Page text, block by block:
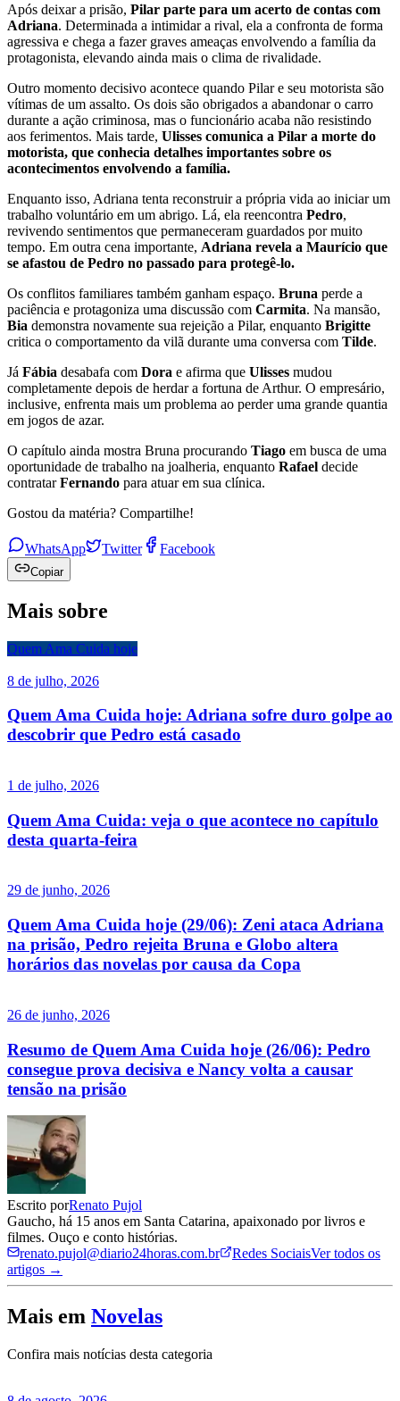
Após deixar a prisão, Pilar parte para um acerto de contas com
Adriana. Determinada a intimidar a rival, ela a confronta de forma
agressiva e chega a fazer graves ameaças envolvendo a família da
protagonista, elevando ainda mais o clima de rivalidade.
Outro momento decisivo acontece quando Pilar e seu motorista são
vítimas de um assalto. Os dois são obrigados a abandonar o carro
durante a ação criminosa, mas o funcionário acaba não resistindo
aos ferimentos. Mais tarde, Ulisses comunica a Pilar a morte do
motorista, que conhecia detalhes importantes sobre os
acontecimentos envolvendo a família.
Enquanto isso, Adriana tenta reconstruir a própria vida ao iniciar um
trabalho voluntário em um abrigo. Lá, ela reencontra Pedro,
revivendo sentimentos que permaneceram guardados por muito
tempo. Em outra cena importante, Adriana revela a Maurício que
se afastou de Pedro no passado para protegê-lo.
Os conflitos familiares também ganham espaço. Bruna perde a
paciência e protagoniza uma discussão com Carmita. Na mansão,
Bia demonstra novamente sua rejeição a Pilar, enquanto Brigitte
critica o comportamento da vilã durante uma conversa com Tilde.
Já Fábia desabafa com Dora e afirma que Ulisses mudou
completamente depois de herdar a fortuna de Arthur. O empresário,
inclusive, enfrenta mais um problema ao perder uma grande quantia
em jogos de azar.
O capítulo ainda mostra Bruna procurando Tiago em busca de uma
oportunidade de trabalho na joalheria, enquanto Rafael decide
contratarFernando para atuar em sua clínica.
Gostou da matéria? Compartilhe!
WhatsApp Twitter Facebook
Copiar
Mais sobre
Quem Ama Cuida hoje
8 de julho, 2026
Quem Ama Cuida hoje: Adriana sofre duro golpe ao
descobrir que Pedro está casado
1 de julho, 2026
Quem Ama Cuida: veja o que acontece no capítulo
desta quarta-feira
29 de junho, 2026
Quem Ama Cuida hoje (29/06): Zeni ataca Adriana
na prisão, Pedro rejeita Bruna e Globo altera
horários das novelas por causa da Copa
26 de junho, 2026
Resumo de Quem Ama Cuida hoje (26/06): Pedro
consegue prova decisiva e Nancy volta a causar
tensão na prisão
Escrito porRenato Pujol
Gaucho, há 15 anos em Santa Catarina, apaixonado por livros e
filmes. Ouço e conto histórias.
renato.pujol@diario24horas.com.br
Redes SociaisVer todos os
artigos →
Mais em Novelas
Confira mais notícias desta categoria